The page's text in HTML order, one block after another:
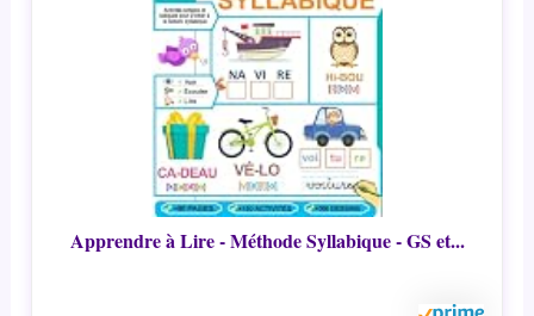
Apprendre à Lire - Méthode Syllabique - GS et...